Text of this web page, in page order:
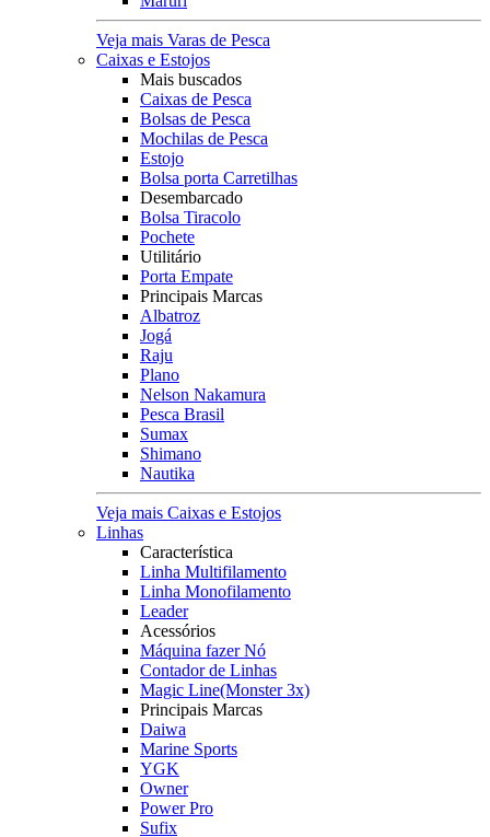
Veja mais Varas de Pesca
Caixas e Estojos
Mais buscados
Caixas de Pesca
Bolsas de Pesca
Mochilas de Pesca
Estojo
Bolsa porta Carretilhas
Desembarcado
Bolsa Tiracolo
Pochete
Utilitário
Porta Empate
Principais Marcas
Albatroz
Jogá
Raju
Plano
Nelson Nakamura
Pesca Brasil
Sumax
Shimano
Nautika
Veja mais Caixas e Estojos
Linhas
Característica
Linha Multifilamento
Linha Monofilamento
Leader
Acessórios
Máquina fazer Nó
Contador de Linhas
Magic Line(Monster 3x)
Principais Marcas
Daiwa
Marine Sports
YGK
Owner
Power Pro
Sufix